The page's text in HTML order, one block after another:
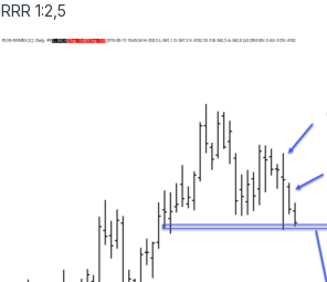
RRR 1:2,5